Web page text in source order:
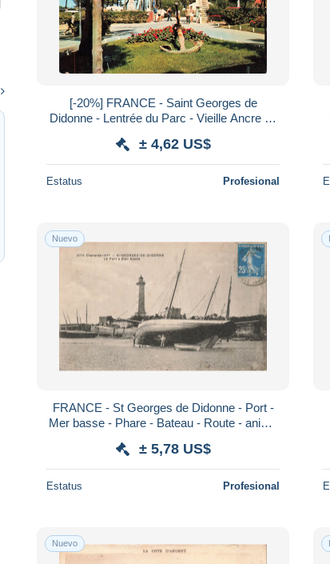
[-20%] FRANCE - Saint Georges de
Didonne - Lentrée du Parc - Vieille Ancre de
± 4,62 US$
Estatus Profesional
Nuevo
FRANCE - St Georges de Didonne - Port -
Mer basse - Phare - Bateau - Route - animé
± 5,78 US$
Estatus Profesional
Nuevo